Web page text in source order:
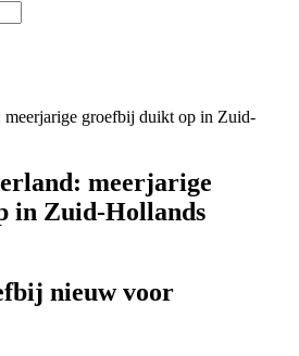
meerjarige
in Zuid-Hollands
nieuw voor